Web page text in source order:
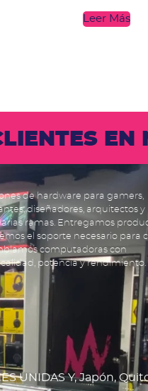
Leer Más
de hardware para gamers,
diseñadores, arquitectos y
ramas. Entregamos
el soporte necesario para
computadoras con
potencia y rendimiento.
UNIDAS Y, Japón,